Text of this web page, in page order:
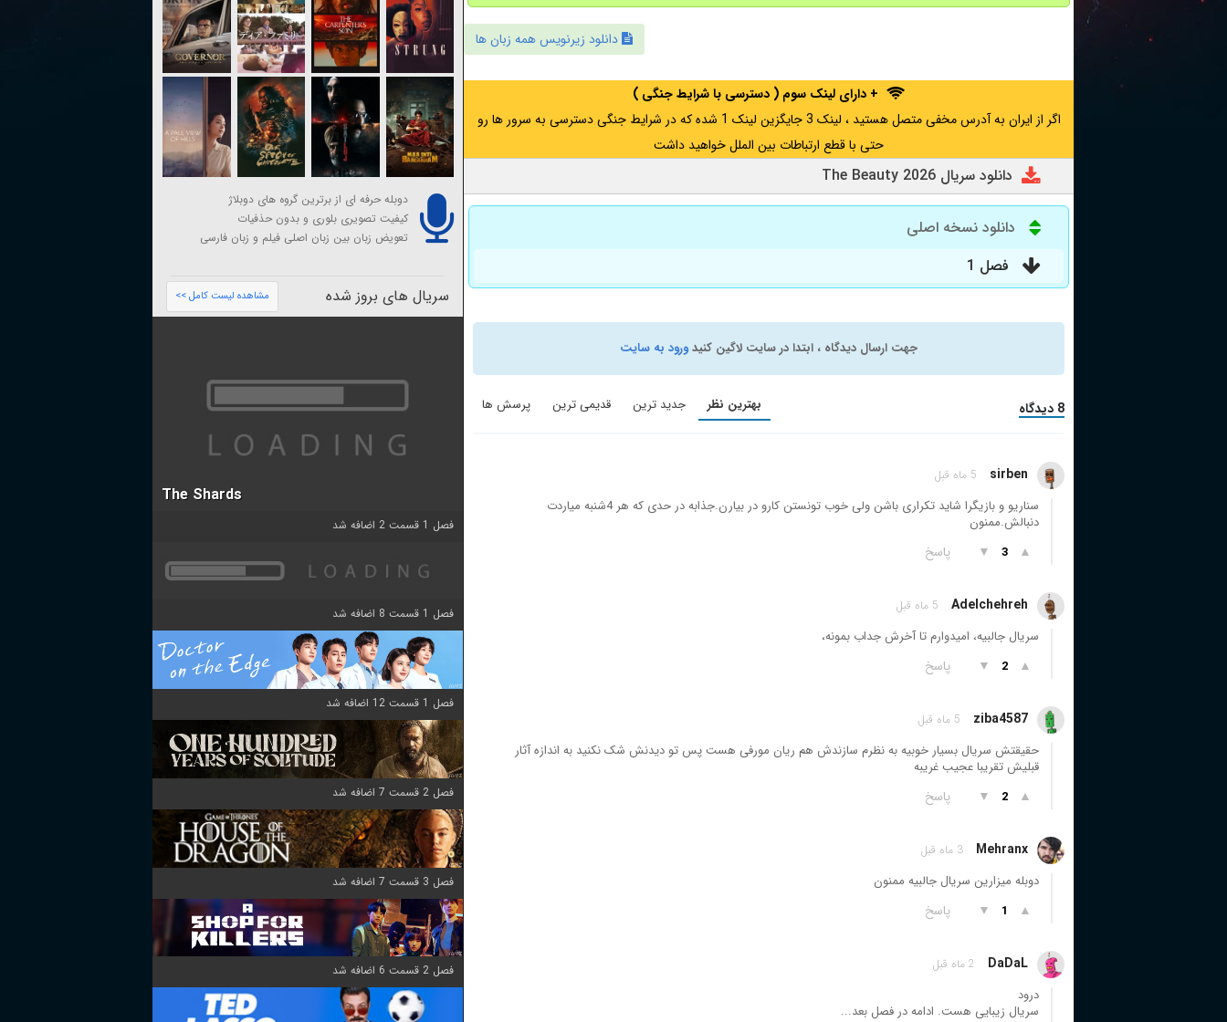
دانلود زیرنویس همه زبان ها
+ دارای لینک سوم ( دسترسی با شرایط جنگی )
اگر از ایران به آدرس مخفی متصل هستید ، لینک 3 جایگزین لینک 1 شده که در شرایط جنگی دسترسی به سرور ها رو
حتی با قطع ارتباطات بین الملل خواهید داشت
دانلود سریال The Beauty 2026
دانلود نسخه اصلی
فصل 1
جهت ارسال دیدگاه ، ابتدا در سایت لاگین کنیدورود به سایت
8 دیدگاه بهترین نظر جدید ترین قدیمی ترین پرسش ها
sirben 5 ماه قبل
سناریو و بازیگرا شاید تکراری باشن ولی خوب تونستن کارو در بیارن.جذابه در حدی که هر 4شنبه میاردت
دنبالش.ممنون
▲
3
▼ پاسخ
Adelchehreh 5 ماه قبل
سریال جالبیه، امیدوارم تا آخرش جداب بمونه،
▲
2
▼ پاسخ
ziba4587 5 ماه قبل
حقیقتش سریال بسیار خوبیه به نظرم سازندش هم ریان مورفی هست پس تو دیدنش شک نکنید به اندازه آثار
قبلیش تقریبا عجیب غریبه
▲
2
▼ پاسخ
Mehranx 3 ماه قبل
دوبله میزارین سریال جالبیه ممنون
▲
1
▼ پاسخ
DaDaL 2 ماه قبل
درود
سریال زیبایی هست. ادامه در فصل بعد...
دوبله حرفه ای از برترین گروه های دوبلاژ
کیفیت تصویری بلوری و بدون حذفیات
تعویض زبان بین زبان اصلی فیلم و زبان فارسی
سریال های بروز شده مشاهده لیست کامل >>
The Shards
فصل 1 قسمت 2 اضافه شد
فصل 1 قسمت 8 اضافه شد
فصل 1 قسمت 12 اضافه شد
فصل 2 قسمت 7 اضافه شد
فصل 3 قسمت 7 اضافه شد
فصل 2 قسمت 6 اضافه شد